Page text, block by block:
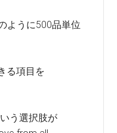
ように500品単位
る項目を
う選択肢が